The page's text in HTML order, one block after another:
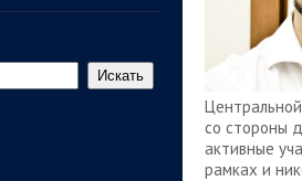
Искать
со стороны
активные
рамках и